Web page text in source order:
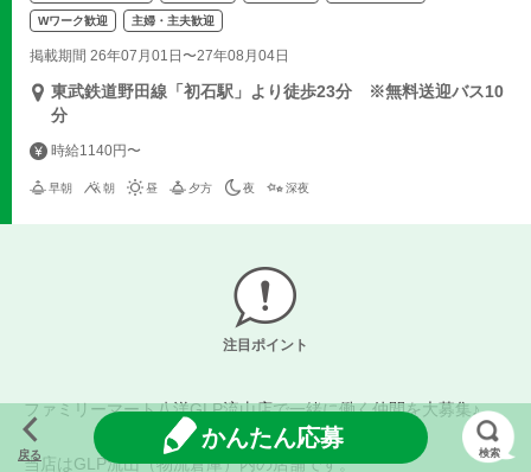
Wワーク歓迎 主婦・主夫歓迎
掲載期間 26年07月01日〜27年08月04日
東武鉄道野田線「初石駅」より徒歩23分 ※無料送迎バス10
分
時給1140円〜
早朝 朝 昼 夕方 夜 深夜
注目ポイント
ファミリーマート八洋GLP流山店で一緒に働く仲間を大募集♪
当店はGLP流山（物流倉庫）内の店舗です。
戻る
かんたん応募
検索